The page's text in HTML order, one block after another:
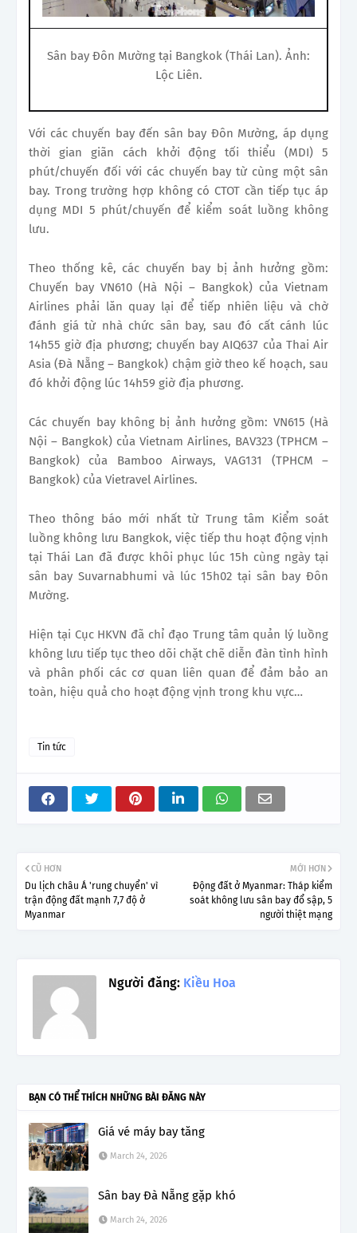
Sân bay Đôn Mường tại Bangkok (Thái Lan). Ảnh:
Lộc Liên.
Với các chuyến bay đến sân bay Đôn Mường, áp dụng
thời gian giãn cách khởi động tối thiểu (MDI) 5
phút/chuyến đối với các chuyến bay từ cùng một sân
bay. Trong trường hợp không có CTOT cần tiếp tục áp
dụng MDI 5 phút/chuyến để kiểm soát luồng không
lưu.
Theo thống kê, các chuyến bay bị ảnh hưởng gồm:
Chuyến bay VN610 (Hà Nội – Bangkok) của Vietnam
Airlines phải lăn quay lại để tiếp nhiên liệu và chờ
đánh giá từ nhà chức sân bay, sau đó cất cánh lúc
14h55 giờ địa phương; chuyến bay AIQ637 của Thai Air
Asia (Đà Nẵng – Bangkok) chậm giờ theo kế hoạch, sau
đó khởi động lúc 14h59 giờ địa phương.
Các chuyến bay không bị ảnh hưởng gồm: VN615 (Hà
Nội – Bangkok) của Vietnam Airlines, BAV323 (TPHCM –
Bangkok) của Bamboo Airways, VAG131 (TPHCM –
Bangkok) của Vietravel Airlines.
Theo thông báo mới nhất từ Trung tâm Kiểm soát
luồng không lưu Bangkok, việc tiếp thu hoạt động vịnh
tại Thái Lan đã được khôi phục lúc 15h cùng ngày tại
sân bay Suvarnabhumi và lúc 15h02 tại sân bay Đôn
Mường.
Hiện tại Cục HKVN đã chỉ đạo Trung tâm quản lý luồng
không lưu tiếp tục theo dõi chặt chẽ diễn đàn tình hình
và phân phối các cơ quan liên quan để đảm bảo an
toàn, hiệu quả cho hoạt động vịnh trong khu vực…
Tin tức
MỚI HƠN
Động đất ở Myanmar: Tháp kiểm
soát không lưu sân bay đổ sập, 5
người thiệt mạng
CŨ HƠN
Du lịch châu Á 'rung chuyển' vì
trận động đất mạnh 7,7 độ ở
Myanmar
Người đăng: Kiều Hoa
BẠN CÓ THỂ THÍCH NHỮNG BÀI ĐĂNG NÀY
Giá vé máy bay tăng
March 24, 2026
Sân bay Đà Nẵng gặp khó
March 24, 2026